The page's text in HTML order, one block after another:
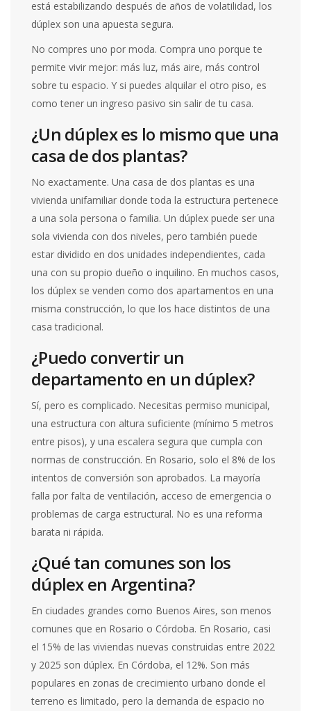
está estabilizando después de años de volatilidad, los
dúplex son una apuesta segura.
No compres uno por moda. Compra uno porque te
permite vivir mejor: más luz, más aire, más control
sobre tu espacio. Y si puedes alquilar el otro piso, es
como tener un ingreso pasivo sin salir de tu casa.
¿Un dúplex es lo mismo que una
casa de dos plantas?
No exactamente. Una casa de dos plantas es una
vivienda unifamiliar donde toda la estructura pertenece
a una sola persona o familia. Un dúplex puede ser una
sola vivienda con dos niveles, pero también puede
estar dividido en dos unidades independientes, cada
una con su propio dueño o inquilino. En muchos casos,
los dúplex se venden como dos apartamentos en una
misma construcción, lo que los hace distintos de una
casa tradicional.
¿Puedo convertir un
departamento en un dúplex?
Sí, pero es complicado. Necesitas permiso municipal,
una estructura con altura suficiente (mínimo 5 metros
entre pisos), y una escalera segura que cumpla con
normas de construcción. En Rosario, solo el 8% de los
intentos de conversión son aprobados. La mayoría
falla por falta de ventilación, acceso de emergencia o
problemas de carga estructural. No es una reforma
barata ni rápida.
¿Qué tan comunes son los
dúplex en Argentina?
En ciudades grandes como Buenos Aires, son menos
comunes que en Rosario o Córdoba. En Rosario, casi
el 15% de las viviendas nuevas construidas entre 2022
y 2025 son dúplex. En Córdoba, el 12%. Son más
populares en zonas de crecimiento urbano donde el
terreno es limitado, pero la demanda de espacio no